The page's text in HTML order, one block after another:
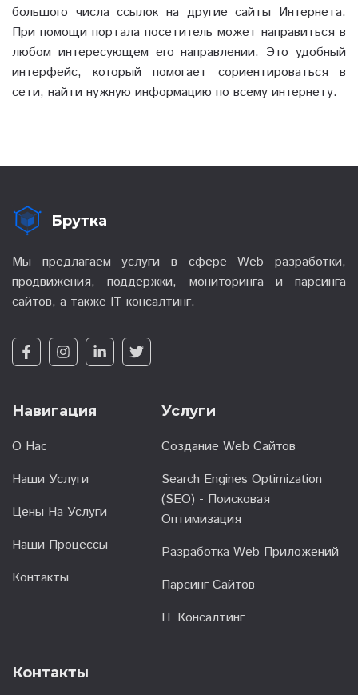
большого числа ссылок на другие сайты Интернета.
При помощи портала посетитель может направиться в
любом интересующем его направлении. Это удобный
интерфейс, который помогает сориентироваться в
сети, найти нужную информацию по всему интернету.
Брутка
Мы предлагаем услуги в сфере Web разработки,
продвижения, поддержки, мониторинга и парсинга
сайтов, а также IT консалтинг.
Навигация
О Нас
Наши Услуги
Цены На Услуги
Наши Процессы
Контакты
Услуги
Создание Web Сайтов
Search Engines Optimization
(SEO) - Поисковая
Оптимизация
Разработка Web Приложений
Парсинг Сайтов
IT Консалтинг
Контакты